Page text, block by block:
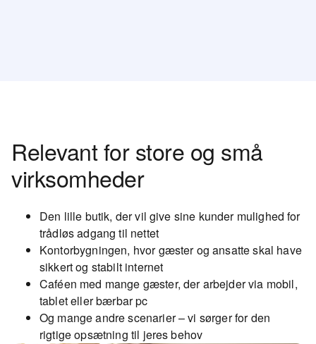
Relevant for store og små
virksomheder
Den lille butik, der vil give sine kunder mulighed for
trådløs adgang til nettet
Kontorbygningen, hvor gæster og ansatte skal have
sikkert og stabilt internet
Caféen med mange gæster, der arbejder via mobil,
tablet eller bærbar pc
Og mange andre scenarier – vi sørger for den
rigtige opsætning til jeres behov